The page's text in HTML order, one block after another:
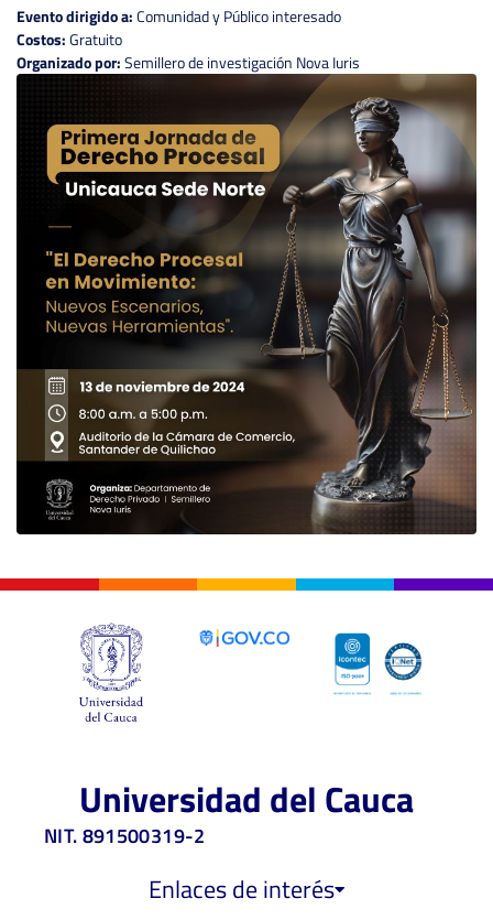
Evento dirigido a:Comunidad y Público interesado
Costos:Gratuito
Organizado por:Semillero de investigación Nova Iuris
Universidad del Cauca
NIT. 891500319-2
Enlaces de interés